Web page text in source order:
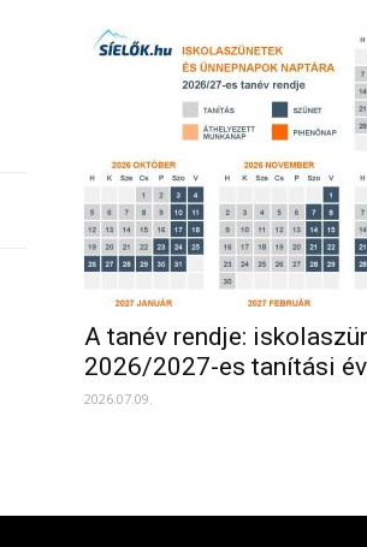
A tanév rendje:
2026/2027-es tanítási
2026.07.09.